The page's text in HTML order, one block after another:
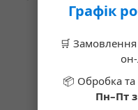
Графік
🛒
📦 Обробка та
Пн–Пт